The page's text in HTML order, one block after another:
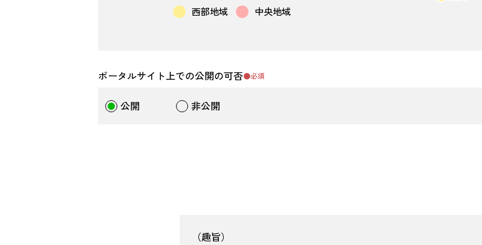
西部地域 中央地域
ポータルサイト上での公開の可否●必須
公開 非公開
（趣旨）